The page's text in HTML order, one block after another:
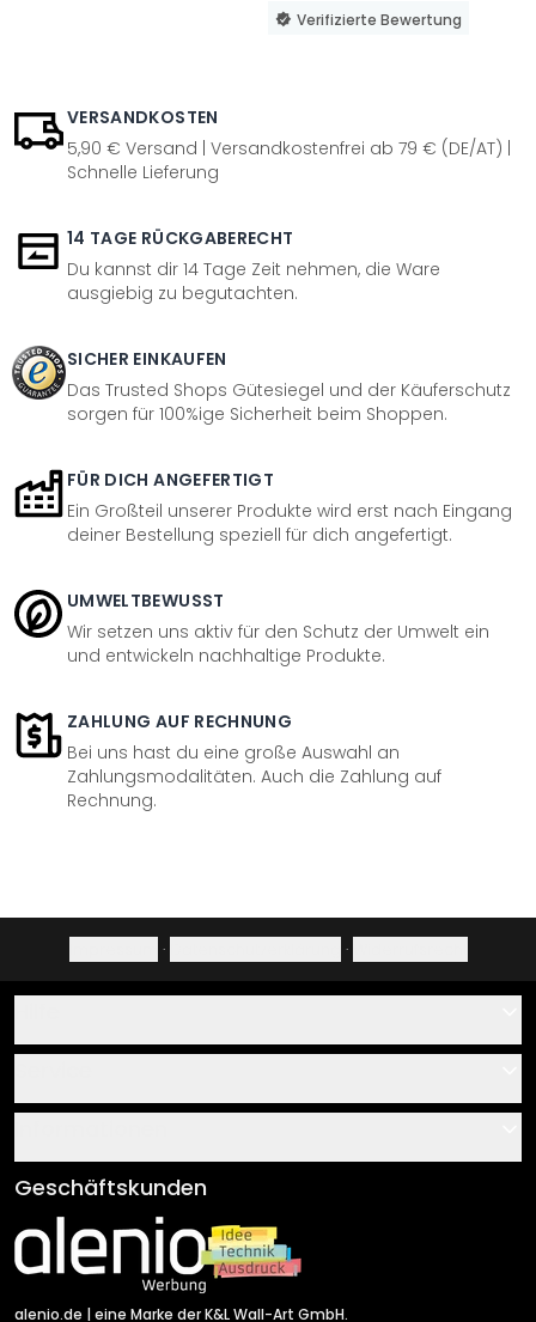
Verifizierte Bewertung
VERSANDKOSTEN
5,90 € Versand | Versandkostenfrei ab 79 € (DE/AT) |
Schnelle Lieferung
14 TAGE RÜCKGABERECHT
Du kannst dir 14 Tage Zeit nehmen, die Ware
ausgiebig zu begutachten.
SICHER EINKAUFEN
Das Trusted Shops Gütesiegel und der Käuferschutz
sorgen für 100%ige Sicherheit beim Shoppen.
FÜR DICH ANGEFERTIGT
Ein Großteil unserer Produkte wird erst nach Eingang
deiner Bestellung speziell für dich angefertigt.
UMWELTBEWUSST
Wir setzen uns aktiv für den Schutz der Umwelt ein
und entwickeln nachhaltige Produkte.
ZAHLUNG AUF RECHNUNG
Bei uns hast du eine große Auswahl an
Zahlungsmodalitäten. Auch die Zahlung auf
Rechnung.
· ·
Über uns
Klebe- und Montageanleitungen
Newsletter An-/Abmeldung
Sendungsverfolgung
AGB
Impressum
Versand & Zahlung
Rücksendung
Geschäftskunden
alenio.de | eine Marke der K&L Wall-Art GmbH.